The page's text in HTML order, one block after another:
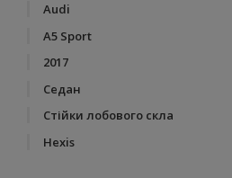
Audi
A5 Sport
2017
Седан
Стійки лобового скла
Hexis